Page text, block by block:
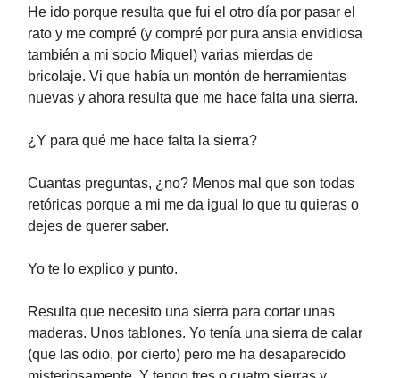
He ido porque resulta que fui el otro día por pasar el
rato y me compré (y compré por pura ansia envidiosa
también a mi socio Miquel) varias mierdas de
bricolaje. Vi que había un montón de herramientas
nuevas y ahora resulta que me hace falta una sierra.
¿Y para qué me hace falta la sierra?
Cuantas preguntas, ¿no? Menos mal que son todas
retóricas porque a mi me da igual lo que tu quieras o
dejes de querer saber.
Yo te lo explico y punto.
Resulta que necesito una sierra para cortar unas
maderas. Unos tablones. Yo tenía una sierra de calar
(que las odio, por cierto) pero me ha desaparecido